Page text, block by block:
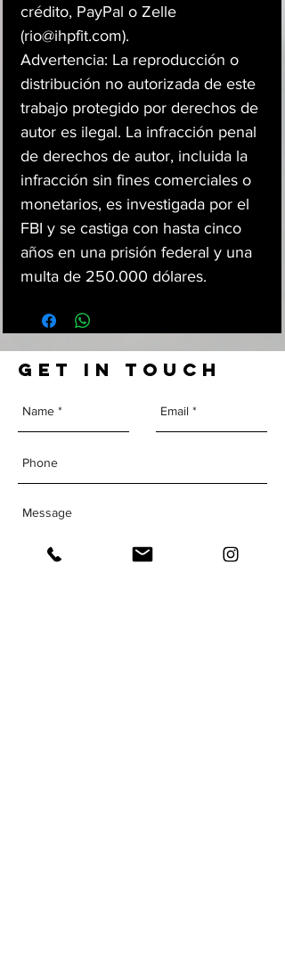
crédito, PayPal o Zelle
(rio@ihpfit.com).
Advertencia: La reproducción o
distribución no autorizada de este
trabajo protegido por derechos de
autor es ilegal. La infracción penal
de derechos de autor, incluida la
infracción sin fines comerciales o
monetarios, es investigada por el
FBI y se castiga con hasta cinco
años en una prisión federal y una
multa de 250.000 dólares.
GET IN TOUCH